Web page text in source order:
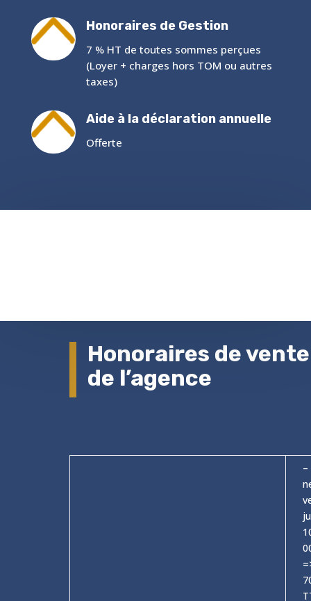
Honoraires de Gestion
7 % HT de toutes sommes perçues
(Loyer + charges hors TOM ou autres
taxes)
Aide à la déclaration annuelle
Offerte
Honoraires de vente
de l’agence
–